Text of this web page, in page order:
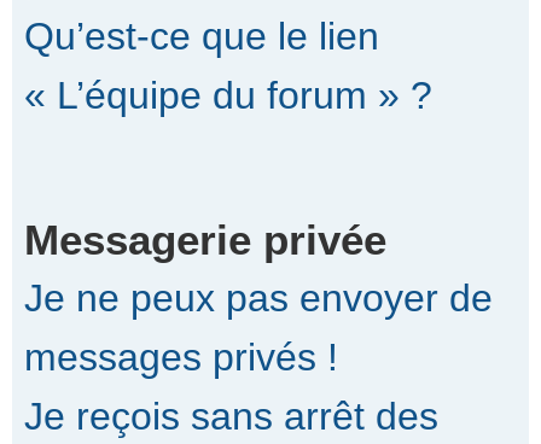
Qu’est-ce que le lien
« L’équipe du forum » ?
Messagerie privée
Je ne peux pas envoyer de
messages privés !
Je reçois sans arrêt des